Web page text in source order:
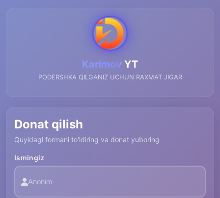
Karimov YT
PODERSHKA QILGANIZ UCHUN RAXMAT JIGAR
Donat qilish
Quyidagi formani to'ldiring va donat yuboring
Ismingiz